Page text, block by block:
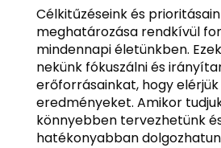
Célkitűzéseink és
meghatározása rendkívül
mindennapi életünkben.
nekünk fókuszálni és
erőforrásainkat, hogy
eredményeket. Amikor
könnyebben tervezhetünk
hatékonyabban